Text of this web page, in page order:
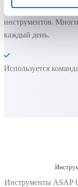
Большинство
инструментов.
каждый день.
Используется
Инструменты ASAP